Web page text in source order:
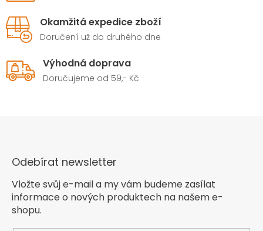
Okamžitá expedice zboží
Doručení už do druhého dne
Výhodná doprava
Doručujeme od 59,- Kč
Odebírat newsletter
Vložte svůj e-mail a my vám budeme zasílat
informace o nových produktech na našem e-
shopu.